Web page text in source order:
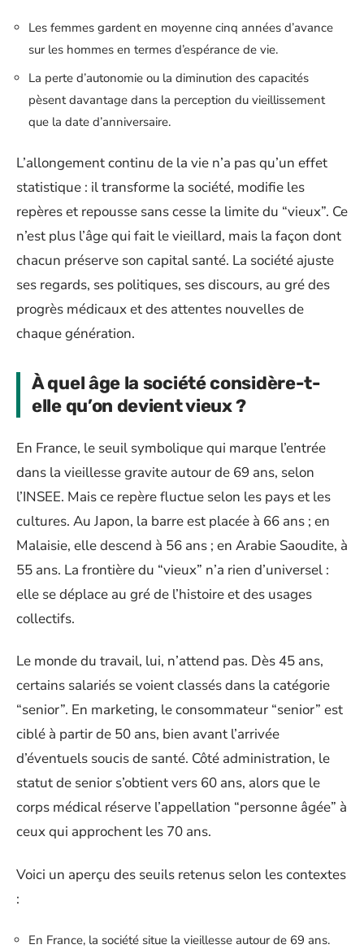
Les femmes gardent en moyenne cinq années d’avance
sur les hommes en termes d’espérance de vie.
La perte d’autonomie ou la diminution des capacités
pèsent davantage dans la perception du vieillissement
que la date d’anniversaire.
L’allongement continu de la vie n’a pas qu’un effet
statistique : il transforme la société, modifie les
repères et repousse sans cesse la limite du “vieux”. Ce
n’est plus l’âge qui fait le vieillard, mais la façon dont
chacun préserve son capital santé. La société ajuste
ses regards, ses politiques, ses discours, au gré des
progrès médicaux et des attentes nouvelles de
chaque génération.
À quel âge la société considère-t-
elle qu’on devient vieux ?
En France, le seuil symbolique qui marque l’entrée
dans la vieillesse gravite autour de 69 ans, selon
l’INSEE. Mais ce repère fluctue selon les pays et les
cultures. Au Japon, la barre est placée à 66 ans ; en
Malaisie, elle descend à 56 ans ; en Arabie Saoudite, à
55 ans. La frontière du “vieux” n’a rien d’universel :
elle se déplace au gré de l’histoire et des usages
collectifs.
Le monde du travail, lui, n’attend pas. Dès 45 ans,
certains salariés se voient classés dans la catégorie
“senior”. En marketing, le consommateur “senior” est
ciblé à partir de 50 ans, bien avant l’arrivée
d’éventuels soucis de santé. Côté administration, le
statut de senior s’obtient vers 60 ans, alors que le
corps médical réserve l’appellation “personne âgée” à
ceux qui approchent les 70 ans.
Voici un aperçu des seuils retenus selon les contextes
:
En France, la société situe la vieillesse autour de 69 ans.